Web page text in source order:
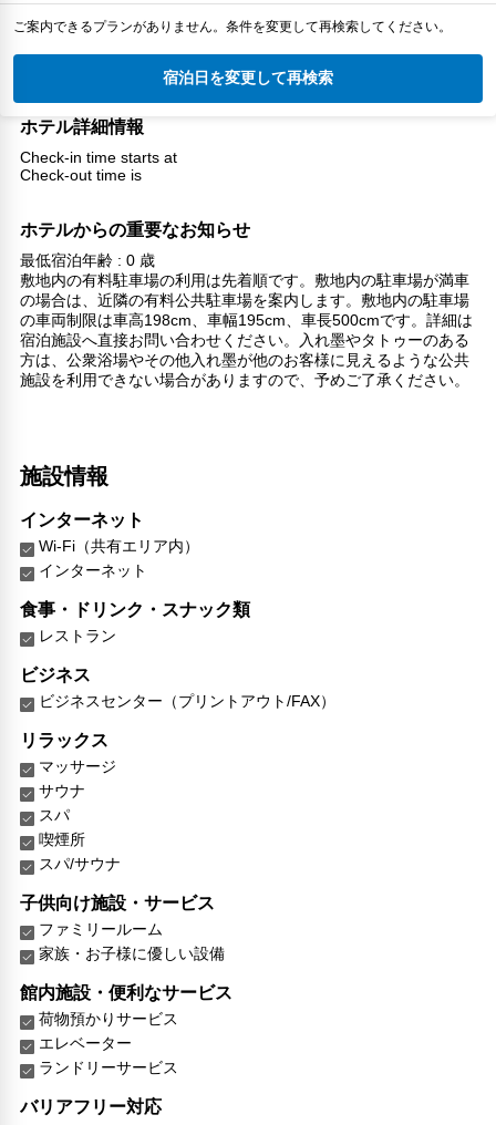
ご案内できるプランがありません。条件を変更して再検索してください。
宿泊日を変更して再検索
ホテル詳細情報
Check-in time starts at
Check-out time is
ホテルからの重要なお知らせ
最低宿泊年齢 : 0 歳
敷地内の有料駐車場の利用は先着順です。敷地内の駐車場が満車
の場合は、近隣の有料公共駐車場を案内します。敷地内の駐車場
の車両制限は車高198cm、車幅195cm、車長500cmです。詳細は
宿泊施設へ直接お問い合わせください。入れ墨やタトゥーのある
方は、公衆浴場やその他入れ墨が他のお客様に見えるような公共
施設を利用できない場合がありますので、予めご了承ください。
施設情報
インターネット
Wi-Fi（共有エリア内）
インターネット
食事・ドリンク・スナック類
レストラン
ビジネス
ビジネスセンター（プリントアウト/FAX）
リラックス
マッサージ
サウナ
スパ
喫煙所
スパ/サウナ
子供向け施設・サービス
ファミリールーム
家族・お子様に優しい設備
館内施設・便利なサービス
荷物預かりサービス
エレベーター
ランドリーサービス
バリアフリー対応